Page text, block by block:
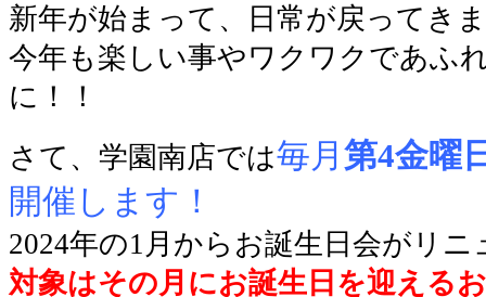
新年が始まって、日常が戻ってき
今年も楽しい事やワクワクであふ
に！！
さて、学園南店では毎月 第4金曜
開催します！
2024年の1月からお誕生日会がリ
対象はその月にお誕生日を迎える